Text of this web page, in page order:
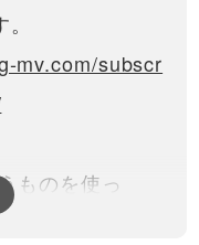
mv.com/subscr
ものを使っ
いく処理を簡